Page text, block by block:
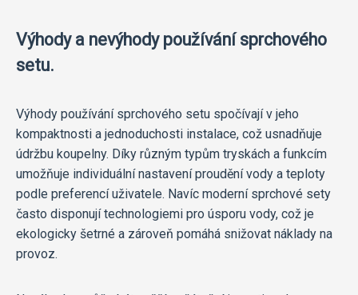
Výhody a nevýhody používání sprchového
setu.
Výhody používání sprchového setu spočívají v jeho
kompaktnosti a jednoduchosti instalace, což usnadňuje
údržbu koupelny. Díky různým typům tryskách a funkcím
umožňuje individuální nastavení proudění vody a teploty
podle preferencí uživatele. Navíc moderní sprchové sety
často disponují technologiemi pro úsporu vody, což je
ekologicky šetrné a zároveň pomáhá snižovat náklady na
provoz.